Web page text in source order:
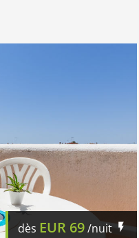
dès EUR 69/nuit